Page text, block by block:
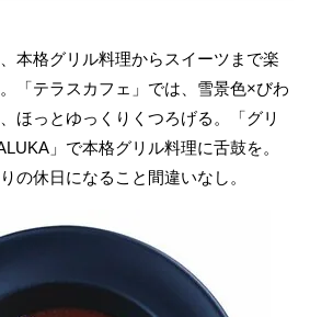
本格グリル料理からスイーツまで楽
「テラスカフェ」では、雪景色×びわ
ほっとゆっくりくつろげる。「グリ
」で本格グリル料理に舌鼓を。
の休日になること間違いなし。